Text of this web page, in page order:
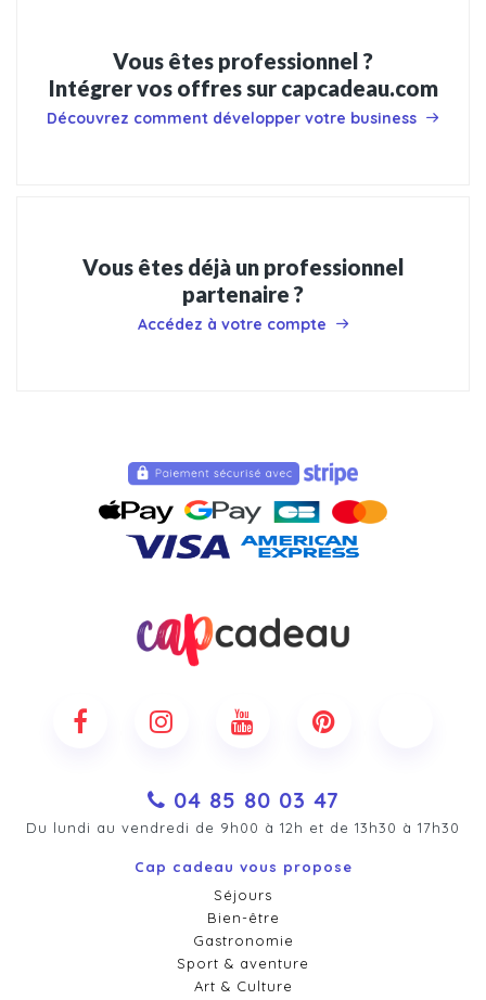
Vous êtes professionnel ?
Intégrer vos offres sur capcadeau.com
Découvrez comment développer votre business
Vous êtes déjà un professionnel
partenaire ?
Accédez à votre compte
04 85 80 03 47
Du lundi au vendredi de 9h00 à 12h et de 13h30 à 17h30
Cap cadeau vous propose
Séjours
Bien-être
Gastronomie
Sport & aventure
Art & Culture